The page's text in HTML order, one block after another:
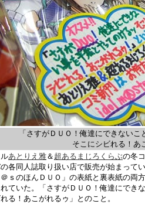
「さすがＤＵＯ！俺達にできない
そこにシビれる！あ
あとりえ雅＆ 超あるまじろくらぶの冬
各同人誌取り扱い店で販売が始まって
＠ｓのほんＤＵＯ」の表紙と裏表紙の両
ていた。「さすがＤＵＯ！俺達にでき
る！あこがれるゥ」とのこと。